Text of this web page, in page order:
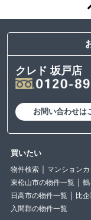
クレド 坂戸店
お問い合わせは
買いたい
物件検索 マンション
東松山市の物件一覧
日高市の物件一覧
比
入間郡の物件一覧